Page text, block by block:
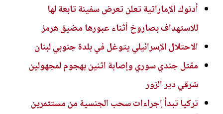
أدنوك الإماراتية تعلن تعرض سفينة تابعة لها
للاستهداف بصاروخ أثناء عبورها مضيق هرمز
الاحتلال الإسرائيلي يتوغل في بلدة جنوبي لبنان
مقتل جندي سوري وإصابة اثنين بهجوم لمجهولين
شرقي دير الزور
تركيا تبدأ إجراءات سحب الجنسية من مستثمرين